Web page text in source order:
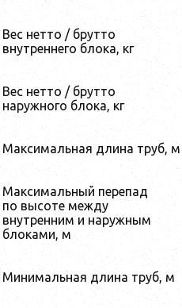
Вес нетто / брутто
внутреннего блока, кг
Вес нетто / брутто
наружного блока, кг
Максимальная длина труб, м
Максимальный перепад
по высоте между
внутренним и наружным
блоками, м
Минимальная длина труб, м